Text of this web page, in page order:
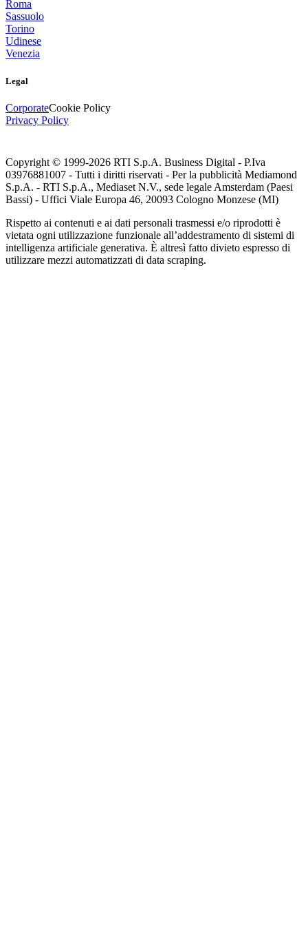
Roma
Sassuolo
Torino
Udinese
Venezia
Legal
CorporateCookie Policy
Privacy Policy
Copyright © 1999-2026 RTI S.p.A. Business Digital - P.Iva
03976881007 - Tutti i diritti riservati - Per la pubblicità Mediamond
S.p.A. - RTI S.p.A., Mediaset N.V., sede legale Amsterdam (Paesi
Bassi) - Uffici Viale Europa 46, 20093 Cologno Monzese (MI)
Rispetto ai contenuti e ai dati personali trasmessi e/o riprodotti è
vietata ogni utilizzazione funzionale all’addestramento di sistemi di
intelligenza artificiale generativa. È altresì fatto divieto espresso di
utilizzare mezzi automatizzati di data scraping.